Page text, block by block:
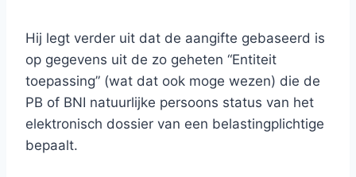
Hij legt verder uit dat de aangifte gebaseerd is
op gegevens uit de zo geheten “Entiteit
toepassing” (wat dat ook moge wezen) die de
PB of BNI natuurlijke persoons status van het
elektronisch dossier van een belastingplichtige
bepaalt.